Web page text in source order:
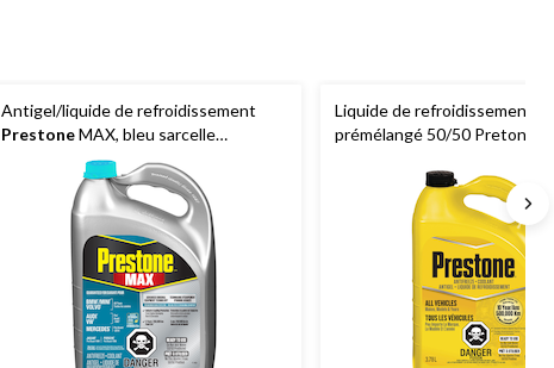
Antigel/liquide de refroidissement
PrestoneMAX, bleu sarcelle
européen, 50/50 prémélangé, 3,78 L
Liquide de refroidissement
prémélangé 50/50 Pretone,